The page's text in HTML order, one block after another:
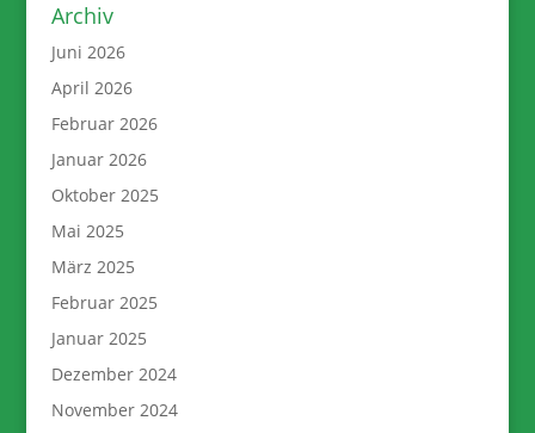
Archiv
Juni 2026
April 2026
Februar 2026
Januar 2026
Oktober 2025
Mai 2025
März 2025
Februar 2025
Januar 2025
Dezember 2024
November 2024